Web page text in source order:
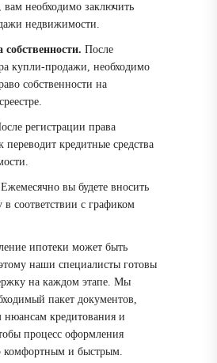
вам необходимо заключить
недвижимости.
После
купли-продажи, необходимо
собственности на
регистрации права
переводит кредитные средства
Ежемесячно вы будете вносить
соответствии с графиком
ипотеки может быть
наши специалисты готовы
на каждом этапе. Мы
пакет документов,
нюансам кредитования и
процесс оформления
комфортным и быстрым.